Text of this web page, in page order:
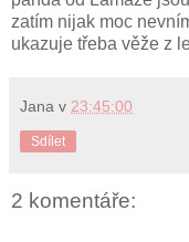
zatím nijak moc
ukazuje třeba věže z
Jana v 23:45:00
Sdílet
2 komentáře: